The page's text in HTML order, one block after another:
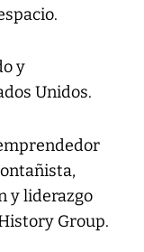
y
Unidos.
y liderazgo
Group.